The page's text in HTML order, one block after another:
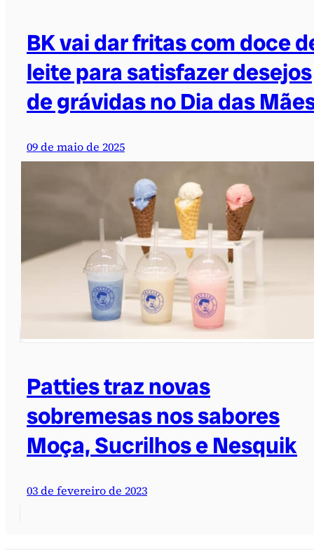
BK vai dar fritas com doce
leite para satisfazer desejos
de grávidas no Dia das
09 de maio de 2025
Patties traz novas
sobremesas nos sabores
Moça, Sucrilhos e Nesquik
03 de fevereiro de 2023